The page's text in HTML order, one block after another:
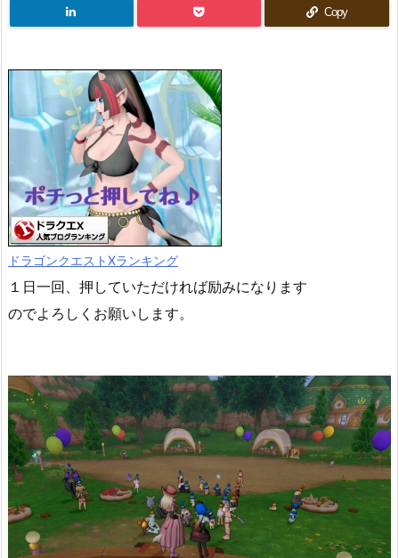
Copy
ドラゴンクエストXランキング
１日一回、押していただければ励みになります
のでよろしくお願いします。